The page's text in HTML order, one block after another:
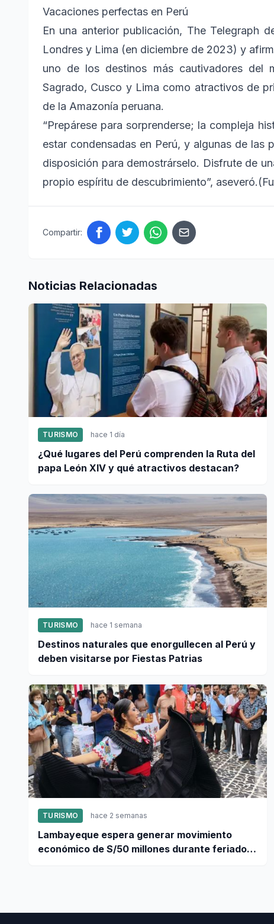
Vacaciones perfectas en Perú
En una anterior publicación, The Telegraph
Londres y Lima (en diciembre de 2023) y
uno de los destinos más cautivadores del
Sagrado, Cusco y Lima como atractivos de
de la Amazonía peruana.
“Prepárese para sorprenderse; la compleja
estar condensadas en Perú, y algunas de las
disposición para demostrárselo. Disfrute de
propio espíritu de descubrimiento”,
Compartir:
Noticias Relacionadas
TURISMO hace 1 día
¿Qué lugares del Perú comprenden la Ruta del
papa León XIV y qué atractivos destacan?
TURISMO hace 1 semana
Destinos naturales que enorgullecen al Perú y
deben visitarse por Fiestas Patrias
TURISMO hace 2 semanas
Lambayeque espera generar movimiento
económico de S/50 millones durante feriado